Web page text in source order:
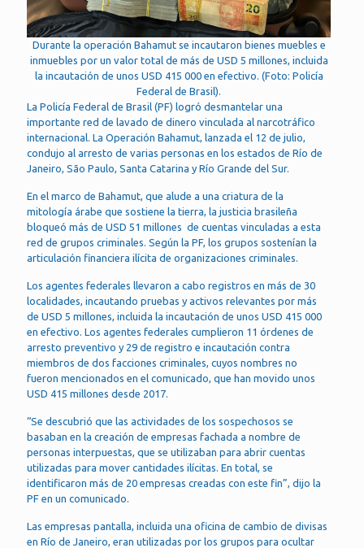
Durante la operación Bahamut se incautaron bienes muebles e
inmuebles por un valor total de más de USD 5 millones, incluida
la incautación de unos USD 415 000 en efectivo. (Foto: Policía
Federal de Brasil).
La Policía Federal de Brasil (PF) logró desmantelar una
importante red de lavado de dinero vinculada al narcotráfico
internacional. La Operación Bahamut, lanzada el 12 de julio,
condujo al arresto de varias personas en los estados de Río de
Janeiro, São Paulo, Santa Catarina y Río Grande del Sur.
En el marco de Bahamut, que alude a una criatura de la
mitología árabe que sostiene la tierra, la justicia brasileña
bloqueó más de USD 51 millones de cuentas vinculadas a esta
red de grupos criminales. Según la PF, los grupos sostenían la
articulación financiera ilícita de organizaciones criminales.
Los agentes federales llevaron a cabo registros en más de 30
localidades, incautando pruebas y activos relevantes por más
de USD 5 millones, incluida la incautación de unos USD 415 000
en efectivo. Los agentes federales cumplieron 11 órdenes de
arresto preventivo y 29 de registro e incautación contra
miembros de dos facciones criminales, cuyos nombres no
fueron mencionados en el comunicado, que han movido unos
USD 415 millones desde 2017.
“Se descubrió que las actividades de los sospechosos se
basaban en la creación de empresas fachada a nombre de
personas interpuestas, que se utilizaban para abrir cuentas
utilizadas para mover cantidades ilícitas. En total, se
identificaron más de 20 empresas creadas con este fin”, dijo la
PF en un comunicado.
Las empresas pantalla, incluida una oficina de cambio de divisas
en Río de Janeiro, eran utilizadas por los grupos para ocultar